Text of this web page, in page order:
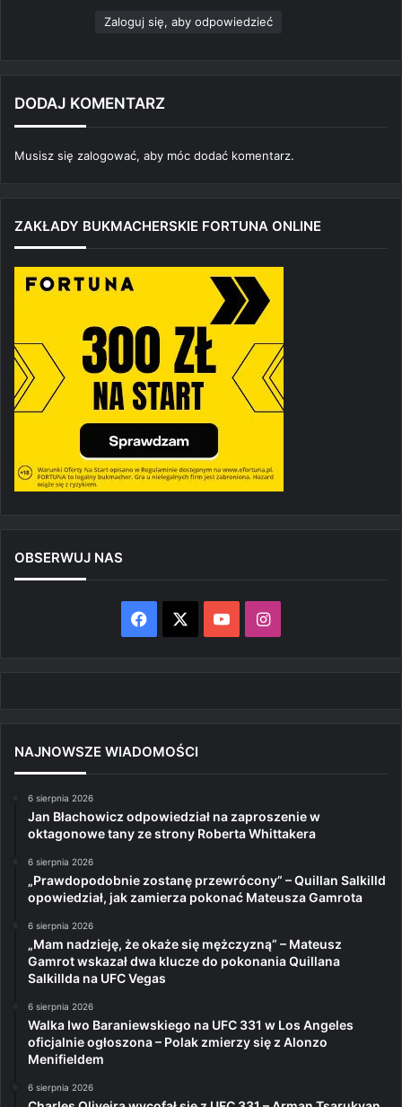
Zaloguj się, aby odpowiedzieć
DODAJ KOMENTARZ
Musisz się zalogować, aby móc dodać komentarz.
ZAKŁADY BUKMACHERSKIE FORTUNA ONLINE
OBSERWUJ NAS
Facebook YouTubeInstagram
NAJNOWSZE WIADOMOŚCI
6 sierpnia 2026
Jan Błachowicz odpowiedział na zaproszenie w
oktagonowe tany ze strony Roberta Whittakera
6 sierpnia 2026
„Prawdopodobnie zostanę przewrócony” – Quillan Salkilld
opowiedział, jak zamierza pokonać Mateusza Gamrota
6 sierpnia 2026
„Mam nadzieję, że okaże się mężczyzną” – Mateusz
Gamrot wskazał dwa klucze do pokonania Quillana
Salkillda na UFC Vegas
6 sierpnia 2026
Walka Iwo Baraniewskiego na UFC 331 w Los Angeles
oficjalnie ogłoszona – Polak zmierzy się z Alonzo
Menifieldem
6 sierpnia 2026